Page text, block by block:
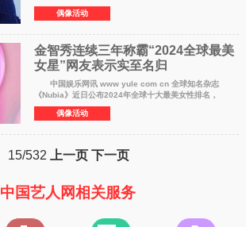
履行合约内容，因此宣布与ADOR解除专属合约，今后将
会独立发展。 NewJeans成员在记者会后正式发布
偶像活动
金智秀连续三年称霸“2024全球最美
女星”网友表示实至名归
中国娱乐网讯 www yule com cn 全球知名杂志
《Nubia》近日公布2024年全球十大最美女性排名，
BLACKPINK成员金智秀Jisoo凭借其精致美貌与卓越才
华，再度夺得榜首，创下连续三年称霸的纪录，展
偶像活动
15/532 上一页 下一页
中国艺人网相关服务